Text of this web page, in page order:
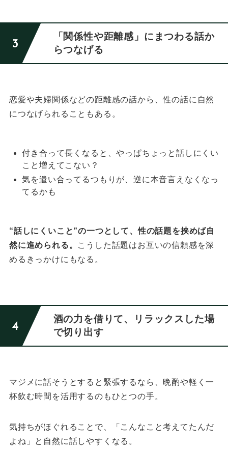
「関係性や距離感」にまつわる話か
らつなげる
恋愛や夫婦関係などの距離感の話から、性の話に自然
につなげられることもある。
付き合って長くなると、やっぱちょっと話しにくい
こと増えてこない？
気を遣い合ってるつもりが、逆に本音言えなくなっ
てるかも
“話しにくいこと”の一つとして、性の話題を挟めば自
然に進められる。 こうした話題はお互いの信頼感を深
めるきっかけにもなる。
酒の力を借りて、リラックスした場
で切り出す
マジメに話そうとすると緊張するなら、 晩酌や軽く一
杯飲む時間を活用するのもひとつの手。
気持ちがほぐれることで、「こんなこと考えてたんだ
よね」と自然に話しやすくなる。